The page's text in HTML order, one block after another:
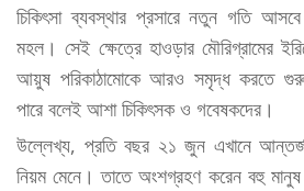
চিকিৎসা ব্যবস্থার প্রসারে নতুন গতি
মহল। সেই ক্ষেত্রে হাওড়ার মৌরিগ্রামের
আয়ুষ পরিকাঠামোকে আরও সমৃদ্ধ করতে
পারে বলেই আশা চিকিৎসক ও গবেষকদের।
উল্লেখ্য, প্রতি বছর ২১ জুন এখানে
নিয়ম মেনে। তাতে অংশগ্রহণ করেন বহু